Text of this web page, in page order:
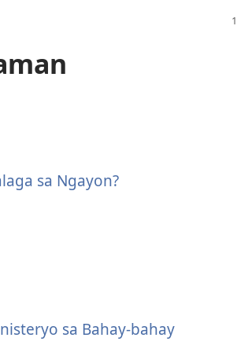
sa Ngayon?
sa Bahay-bahay